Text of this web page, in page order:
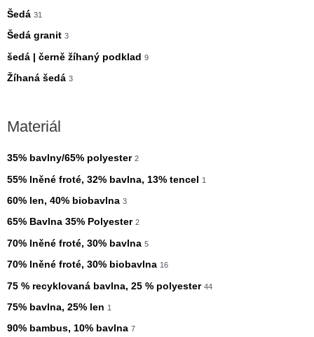
Šedá 31
Šedá granit 3
šedá | černě žíhaný podklad 9
Žíhaná šedá 3
Materiál
35% bavlny/65% polyester 2
55% lněné froté, 32% bavlna, 13% tencel 1
60% len, 40% biobavlna 3
65% Bavlna 35% Polyester 2
70% lněné froté, 30% bavlna 5
70% lněné froté, 30% biobavlna 16
75 % recyklovaná bavlna, 25 % polyester 44
75% bavlna, 25% len 1
90% bambus, 10% bavlna 7